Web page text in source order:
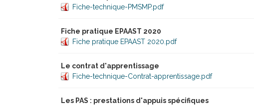
Fiche-technique-PMSMP.pdf
Fiche pratique EPAAST 2020
Fiche pratique EPAAST 2020.pdf
Le contrat d'apprentissage
Fiche-technique-Contrat-apprentissage.pdf
Les PAS : prestations d'appuis spécifiques